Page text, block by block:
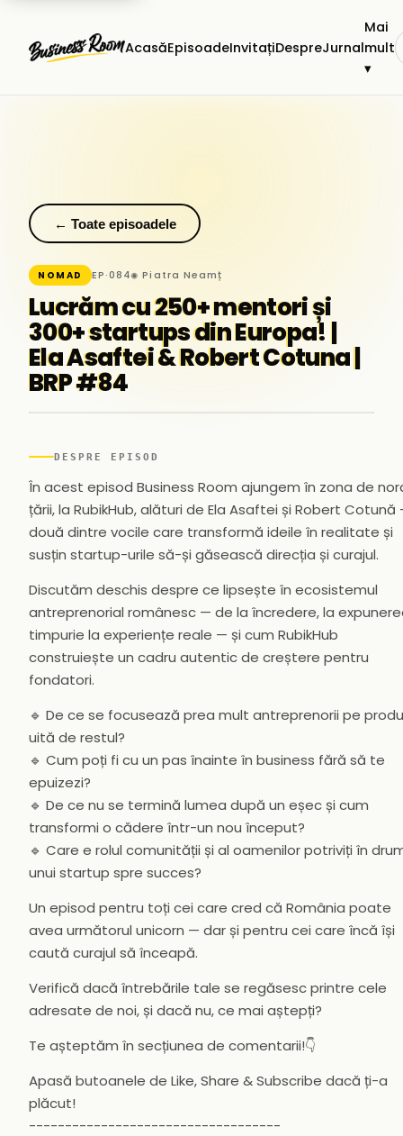
AcasăEpisoadeInvitațiDespreJurnal
Mai
mult
▾
← Toate episoadele
NOMAD EP·084◉ Piatra Neamț
Lucrăm cu 250+ mentori și
300+ startups din Europa! |
Ela Asaftei & Robert Cotuna |
BRP #84
DESPRE EPISOD
În acest episod Business Room ajungem în zona de
țării, la RubikHub, alături de Ela Asaftei și Robert Cotună
două dintre vocile care transformă ideile în realitate și
susțin startup-urile să-și găsească direcția și curajul.
Discutăm deschis despre ce lipsește în ecosistemul
antreprenorial românesc — de la încredere, la
timpurie la experiențe reale — și cum RubikHub
construiește un cadru autentic de creștere pentru
fondatori.
🔹 De ce se focusează prea mult antreprenorii pe
uită de restul?
🔹 Cum poți fi cu un pas înainte în business fără să te
epuizezi?
🔹 De ce nu se termină lumea după un eșec și cum
transformi o cădere într-un nou început?
🔹 Care e rolul comunității și al oamenilor potriviți în
unui startup spre succes?
Un episod pentru toți cei care cred că România poate
avea următorul unicorn — dar și pentru cei care încă își
caută curajul să înceapă.
Verifică dacă întrebările tale se regăsesc printre cele
adresate de noi, și dacă nu, ce mai aștepți?
Te așteptăm în secțiunea de comentarii!👇
Apasă butoanele de Like, Share & Subscribe dacă ți-a
plăcut!
-----------------------------------